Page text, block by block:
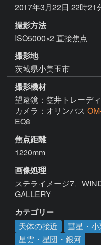
2017年3月22日 22時21
撮影方法
ISO5000×2 直接焦点
撮影地
茨城県小美玉市
撮影機材
望遠鏡：笠井トレーデ
カメラ：オリンパス
EQ8
焦点距離
1220mm
画像処理
ステライメージ7、
GALLERY
カテゴリー
天体の接近
彗星・
星雲・星団・銀河